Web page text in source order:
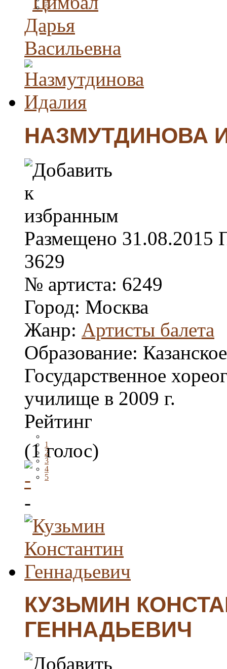
5
НАЗМУТДИНОВА
Размещено 31.08.2015
3629
№ артиста: 6249
Город: Москва
Жанр: Артисты балета
Образование: Казанское
Государственное
училище в 2009 г.
Рейтинг
1
2
3
4
5
(1 голос)
-
КУЗЬМИН
ГЕННАДЬЕВИЧ